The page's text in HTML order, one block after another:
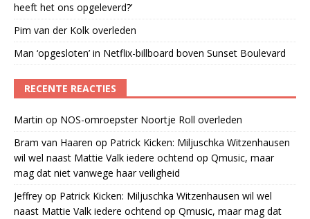
heeft het ons opgeleverd?’
Pim van der Kolk overleden
Man ‘opgesloten’ in Netflix-billboard boven Sunset Boulevard
RECENTE REACTIES
Martin op NOS-omroepster Noortje Roll overleden
Bram van Haaren op Patrick Kicken: Miljuschka Witzenhausen
wil wel naast Mattie Valk iedere ochtend op Qmusic, maar
mag dat niet vanwege haar veiligheid
Jeffrey op Patrick Kicken: Miljuschka Witzenhausen wil wel
naast Mattie Valk iedere ochtend op Qmusic, maar mag dat